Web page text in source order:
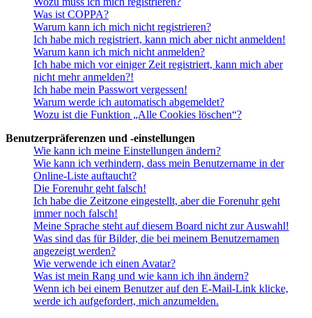
Was ist COPPA?
Warum kann ich mich nicht registrieren?
Ich habe mich registriert, kann mich aber nicht anmelden!
Warum kann ich mich nicht anmelden?
Ich habe mich vor einiger Zeit registriert, kann mich aber
nicht mehr anmelden?!
Ich habe mein Passwort vergessen!
Warum werde ich automatisch abgemeldet?
Wozu ist die Funktion „Alle Cookies löschen“?
Benutzerpräferenzen und -einstellungen
Wie kann ich meine Einstellungen ändern?
Wie kann ich verhindern, dass mein Benutzername in der
Online-Liste auftaucht?
Die Forenuhr geht falsch!
Ich habe die Zeitzone eingestellt, aber die Forenuhr geht
immer noch falsch!
Meine Sprache steht auf diesem Board nicht zur Auswahl!
Was sind das für Bilder, die bei meinem Benutzernamen
angezeigt werden?
Wie verwende ich einen Avatar?
Was ist mein Rang und wie kann ich ihn ändern?
Wenn ich bei einem Benutzer auf den E-Mail-Link klicke,
werde ich aufgefordert, mich anzumelden.